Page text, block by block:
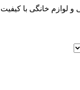
لوازم خانگی با کیفیت